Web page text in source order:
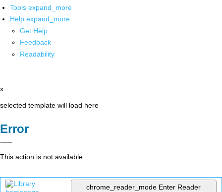
Tools expand_more
Help expand_more
Get Help
Feedback
Readability
x
selected template will load here
Error
This action is not available.
chrome_reader_mode Enter Reader